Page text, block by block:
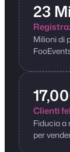
23
Milioni di
Clienti
Fiducia a
per